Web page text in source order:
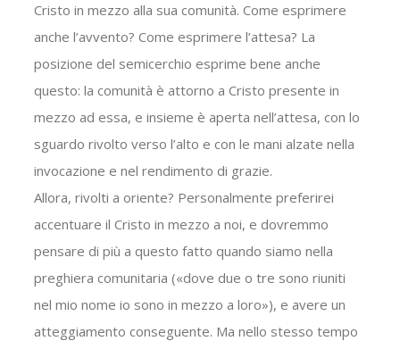
Cristo in mezzo alla sua comunità. Come esprimere
anche l’avvento? Come esprimere l’attesa? La
posizione del semicerchio esprime bene anche
questo: la comunità è attorno a Cristo presente in
mezzo ad essa, e insieme è aperta nell’attesa, con lo
sguardo rivolto verso l’alto e con le mani alzate nella
invocazione e nel rendimento di grazie.
Allora, rivolti a oriente? Personalmente preferirei
accentuare il Cristo in mezzo a noi, e dovremmo
pensare di più a questo fatto quando siamo nella
preghiera comunitaria («dove due o tre sono riuniti
nel mio nome io sono in mezzo a loro»), e avere un
atteggiamento conseguente. Ma nello stesso tempo